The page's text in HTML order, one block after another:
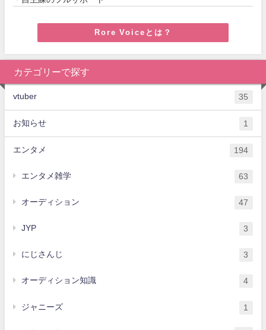
Rore Voiceとは？
カテゴリーで探す
vtuber 35
お知らせ 1
エンタメ 194
エンタメ雑学 63
オーディション 47
JYP 3
にじさんじ 3
オーディション知識 4
ジャニーズ 1